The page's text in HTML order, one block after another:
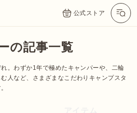
公式ストア
の記事一覧
。わずか1年で極めたキャンパーや、二輪
人など、さまざまなこだわりキャンプスタ